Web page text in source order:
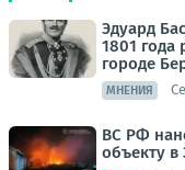
Эдуард
1801 года
городе
МНЕНИЯ
ВС РФ
объекту